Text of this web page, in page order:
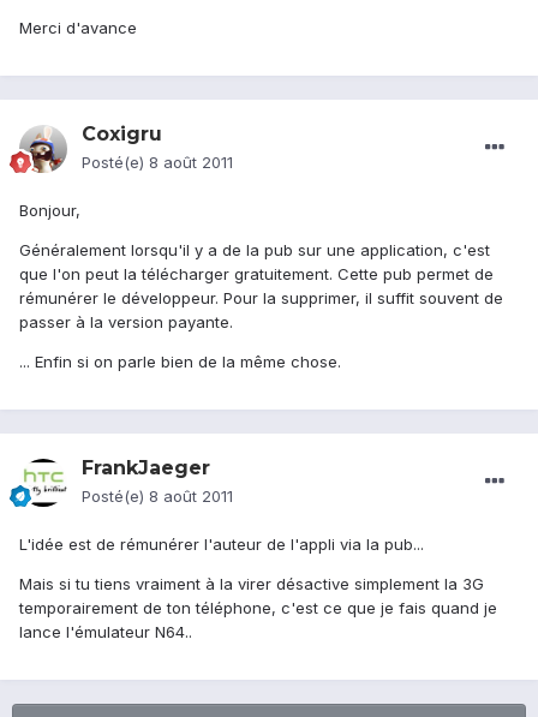
Merci d'avance
Coxigru
Posté(e) 8 août 2011
Bonjour,
Généralement lorsqu'il y a de la pub sur une application, c'est
que l'on peut la télécharger gratuitement. Cette pub permet de
rémunérer le développeur. Pour la supprimer, il suffit souvent de
passer à la version payante.
... Enfin si on parle bien de la même chose.
FrankJaeger
Posté(e) 8 août 2011
L'idée est de rémunérer l'auteur de l'appli via la pub...
Mais si tu tiens vraiment à la virer désactive simplement la 3G
temporairement de ton téléphone, c'est ce que je fais quand je
lance l'émulateur N64..